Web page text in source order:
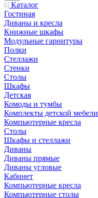
Каталог
Гостиная
Диваны и кресла
Книжные шкафы
Модульные гарнитуры
Полки
Стеллажи
Стенки
Столы
Шкафы
Детская
Комоды и тумбы
Комплекты детской мебели
Компьютерные кресла
Столы
Шкафы и стеллажи
Диваны
Диваны прямые
Диваны угловые
Кабинет
Компьютерные кресла
Компьютерные столы